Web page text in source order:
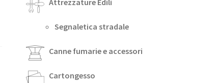
Attrezzature Edili
Segnaletica stradale
Canne fumarie e accessori
Cartongesso